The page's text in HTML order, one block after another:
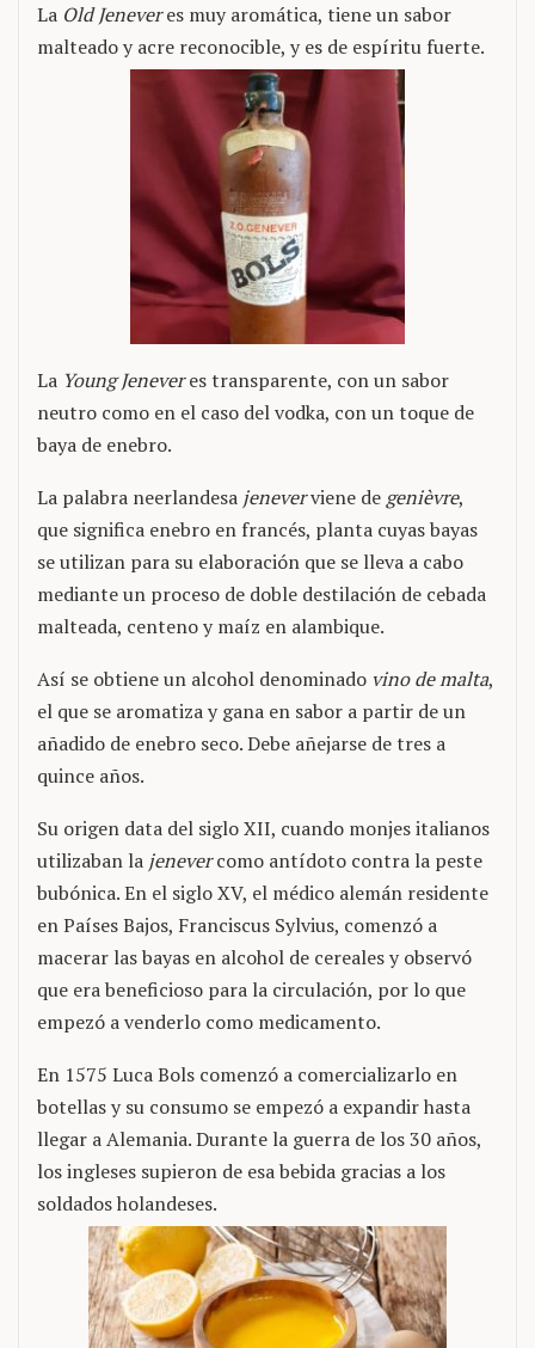
La Old Jeneveres muy aromática, tiene un sabor
malteado y acre reconocible, y es de espíritu fuerte.
La Young Jeneveres transparente, con un sabor
neutro como en el caso del vodka, con un toque de
baya de enebro.
La palabra neerlandesa jeneverviene de genièvre,
que significa enebro en francés, planta cuyas bayas
se utilizan para su elaboración que se lleva a cabo
mediante un proceso de doble destilación de cebada
malteada, centeno y maíz en alambique.
Así se obtiene un alcohol denominado vino de malta,
el que se aromatiza y gana en sabor a partir de un
añadido de enebro seco. Debe añejarse de tres a
quince años.
Su origen data del siglo XII, cuando monjes italianos
utilizaban la jenevercomo antídoto contra la peste
bubónica. En el siglo XV, el médico alemán residente
en Países Bajos, Franciscus Sylvius, comenzó a
macerar las bayas en alcohol de cereales y observó
que era beneficioso para la circulación, por lo que
empezó a venderlo como medicamento.
En 1575 Luca Bols comenzó a comercializarlo en
botellas y su consumo se empezó a expandir hasta
llegar a Alemania. Durante la guerra de los 30 años,
los ingleses supieron de esa bebida gracias a los
soldados holandeses.